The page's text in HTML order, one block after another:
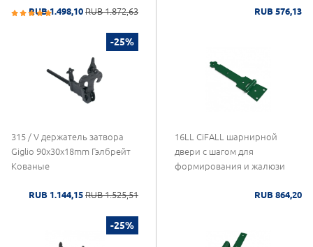
RUB 1.498,10 RUB 1.872,63 RUB 576,13
-25%
315 / V держатель затвора
Giglio 90x30x18mm Гэлбрейт
Кованые
RUB 1.144,15 RUB 1.525,51
16LL CiFALL шарнирной
двери с шагом для
формирования и жалюзи
RUB 864,20
-25%